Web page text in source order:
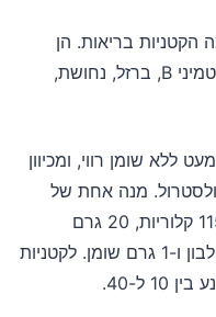
בריאות. הן
מספקות סיבים, חלבון, פחמימות, ויטמיני B, ברזל, נחושת,
ללא שומן רווי, ומכיוון
מנה אחת של
קטניות, שהיא חצי כוס, מספקת כ-115 קלוריות, 20 גרם
פחמימה, 7-9 גרם סיבים, 8 גרם חלבון ו-1 גרם שומן. לקטניות
ל-40.